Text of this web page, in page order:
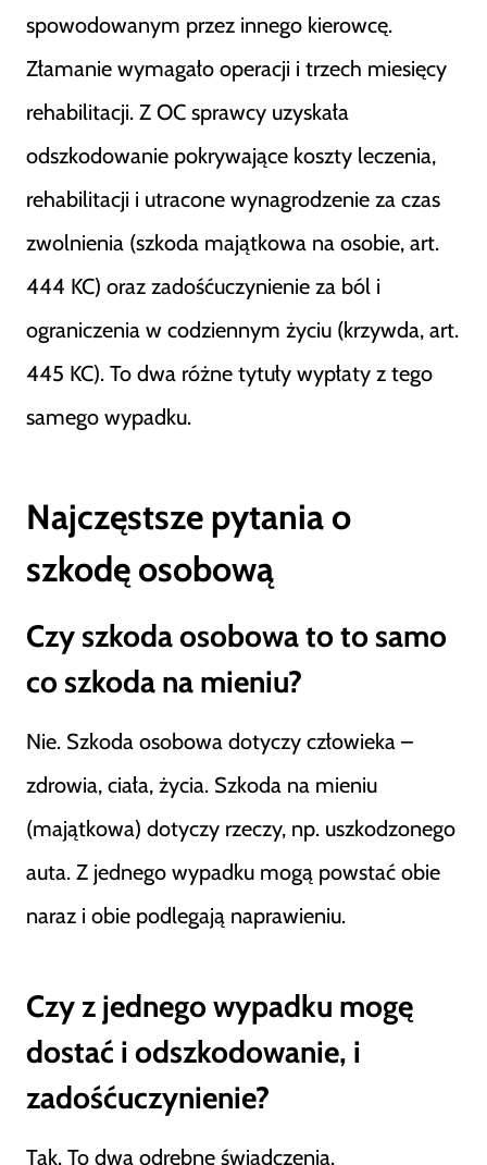
spowodowanym przez innego kierowcę.
Złamanie wymagało operacji i trzech miesięcy
rehabilitacji. Z OC sprawcy uzyskała
odszkodowanie pokrywające koszty leczenia,
rehabilitacji i utracone wynagrodzenie za czas
zwolnienia (szkoda majątkowa na osobie, art.
444 KC) oraz zadośćuczynienie za ból i
ograniczenia w codziennym życiu (krzywda, art.
445 KC). To dwa różne tytuły wypłaty z tego
samego wypadku.
Najczęstsze pytania o
szkodę osobową
Czy szkoda osobowa to to samo
co szkoda na mieniu?
Nie. Szkoda osobowa dotyczy człowieka –
zdrowia, ciała, życia. Szkoda na mieniu
(majątkowa) dotyczy rzeczy, np. uszkodzonego
auta. Z jednego wypadku mogą powstać obie
naraz i obie podlegają naprawieniu.
Czy z jednego wypadku mogę
dostać i odszkodowanie, i
zadośćuczynienie?
Tak. To dwa odrębne świadczenia.